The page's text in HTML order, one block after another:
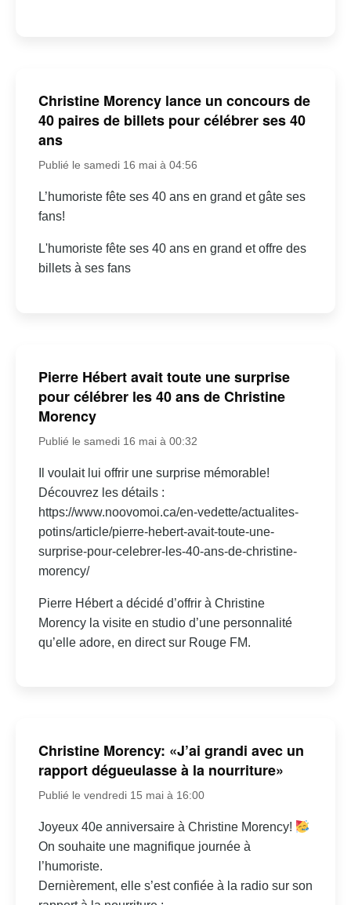
Christine Morency lance un concours de
40 paires de billets pour célébrer ses 40
ans
Publié le samedi 16 mai à 04:56
L’humoriste fête ses 40 ans en grand et gâte ses
fans!
L'humoriste fête ses 40 ans en grand et offre des
billets à ses fans
Pierre Hébert avait toute une surprise
pour célébrer les 40 ans de Christine
Morency
Publié le samedi 16 mai à 00:32
Il voulait lui offrir une surprise mémorable!
Découvrez les détails :
https://www.noovomoi.ca/en-vedette/actualites-
potins/article/pierre-hebert-avait-toute-une-
surprise-pour-celebrer-les-40-ans-de-christine-
morency/
Pierre Hébert a décidé d’offrir à Christine
Morency la visite en studio d’une personnalité
qu’elle adore, en direct sur Rouge FM.
Christine Morency: «J’ai grandi avec un
rapport dégueulasse à la nourriture»
Publié le vendredi 15 mai à 16:00
Joyeux 40e anniversaire à Christine Morency!
On souhaite une magnifique journée à
l’humoriste.
Dernièrement, elle s’est confiée à la radio sur son